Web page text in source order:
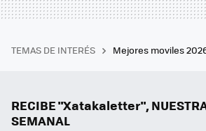
TEMAS DE INTERÉS Mejores moviles
RECIBE "Xatakaletter",
SEMANAL